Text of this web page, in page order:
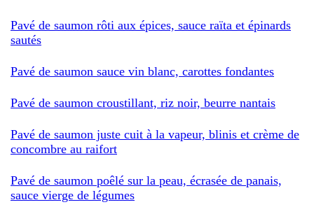
Pavé de saumon rôti aux épices, sauce raïta et épinards
sautés
Pavé de saumon sauce vin blanc, carottes fondantes
Pavé de saumon croustillant, riz noir, beurre nantais
Pavé de saumon juste cuit à la vapeur, blinis et crème de
concombre au raifort
Pavé de saumon poêlé sur la peau, écrasée de panais,
sauce vierge de légumes